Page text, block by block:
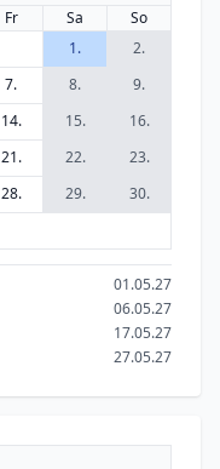
Fr Sa
So
1.
2.
7. 8.
9.
14. 15.
16.
21. 22.
23.
28. 29.
30.
01.05.27
06.05.27
17.05.27
27.05.27